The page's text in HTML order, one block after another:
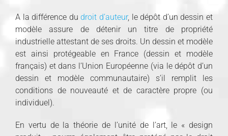
A la différence dudroit d’auteur, le dépôt d’un dessin et
modèle assure de détenir un titre de propriété
industrielle attestant de ses droits. Un dessin et modèle
est ainsi protégeable en France (dessin et modèle
français) et dans l’Union Européenne (via le dépôt d’un
dessin et modèle communautaire) s’il remplit les
conditions de nouveauté et de caractère propre (ou
individuel).
En vertu de la théorie de l’unité de l’art, le « design